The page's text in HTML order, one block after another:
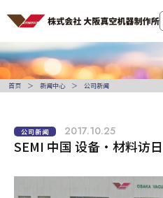
SEMI 中国 设备・材料访
公司新闻 2017.10.25
首页 新闻中心 公司新闻